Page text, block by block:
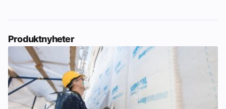
Produktnyheter